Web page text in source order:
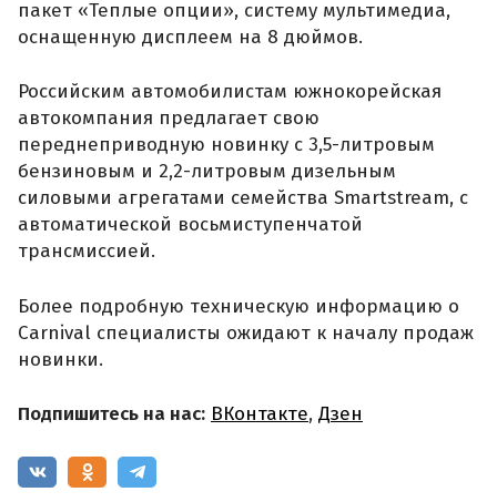
пакет «Теплые опции», систему мультимедиа,
оснащенную дисплеем на 8 дюймов.
Российским автомобилистам южнокорейская
автокомпания предлагает свою
переднеприводную новинку с 3,5-литровым
бензиновым и 2,2-литровым дизельным
силовыми агрегатами семейства Smartstream, с
автоматической восьмиступенчатой
трансмиссией.
Более подробную техническую информацию о
Carnival специалисты ожидают к началу продаж
новинки.
Подпишитесь на нас: ВКонтакте, Дзен